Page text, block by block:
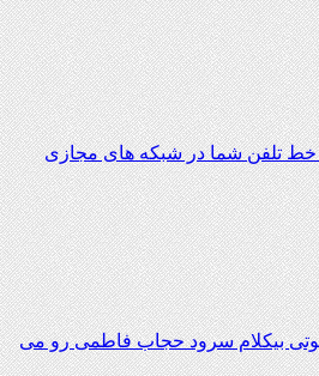
خط تلفن شما در شبکه های مجازی
بیکلام سرود حجاب فاطمی رو می